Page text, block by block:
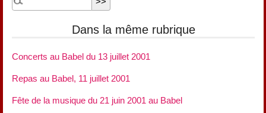
Dans la même rubrique
Concerts au Babel du 13 juillet 2001
Repas au Babel, 11 juillet 2001
Fête de la musique du 21 juin 2001 au Babel